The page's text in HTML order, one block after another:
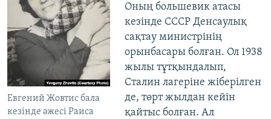
Евгений Жовтис бала
кезінде әжесі Раиса
Оның большевик атасы
кезінде СССР Денсаулық
сақтау министрінің
орынбасары болған. Ол 1938
жылы тұтқындалып,
Сталин лагеріне жіберілген
де, төрт жылдан кейін
қайтыс болған. Ал